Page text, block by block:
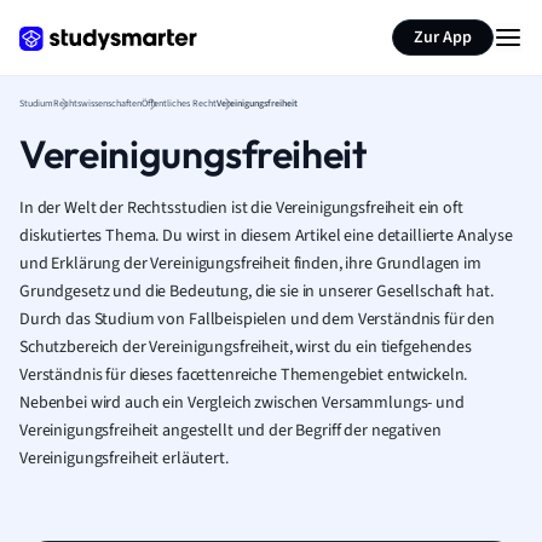
Zur App
StudiumRechtswissenschaftenÖffentliches RechtVereinigungsfreiheit
Vereinigungsfreiheit
In der Welt der Rechtsstudien ist die Vereinigungsfreiheit ein oft
diskutiertes Thema. Du wirst in diesem Artikel eine detaillierte Analyse
und Erklärung der Vereinigungsfreiheit finden, ihre Grundlagen im
Grundgesetz und die Bedeutung, die sie in unserer Gesellschaft hat.
Durch das Studium von Fallbeispielen und dem Verständnis für den
Schutzbereich der Vereinigungsfreiheit, wirst du ein tiefgehendes
Verständnis für dieses facettenreiche Themengebiet entwickeln.
Nebenbei wird auch ein Vergleich zwischen Versammlungs- und
Vereinigungsfreiheit angestellt und der Begriff der negativen
Vereinigungsfreiheit erläutert.